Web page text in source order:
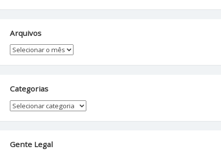
Arquivos
Arquivos
Categorias
Categorias
Gente Legal